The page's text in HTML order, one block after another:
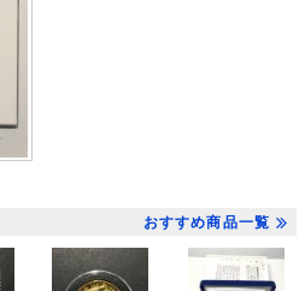
おすすめ商品一覧